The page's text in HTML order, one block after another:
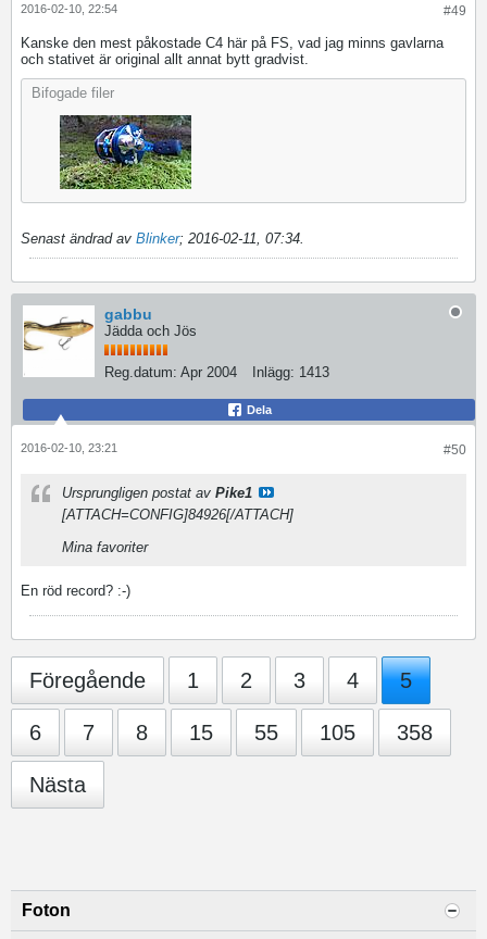
#49
2016-02-10, 22:54
Kanske den mest påkostade C4 här på FS, vad jag minns gavlarna
och stativet är original allt annat bytt gradvist.
Bifogade filer
Senast ändrad av Blinker; 2016-02-11, 07:34
gabbu
Jädda och Jös
Reg.datum: Apr 2004 Inlägg: 1413
Dela
#50
2016-02-10, 23:21
Ursprungligen postat av Pike1
[ATTACH=CONFIG]84926[/ATTACH]
Mina favoriter
En röd record? :-)
Föregående 1 2 3 4 5
6 7 8 15 55 105 358
Nästa
Foton